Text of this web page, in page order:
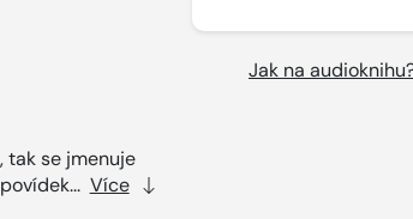
tak se jmenuje
Více
Jak na